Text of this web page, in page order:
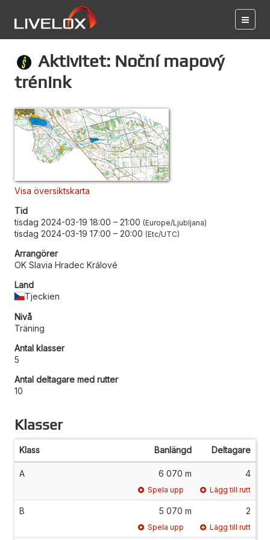
Aktivitet: Noční mapový
trénink
Visa översiktskarta
Tid
tisdag 2024-03-19 18:00 – 21:00 Europe/Ljubljana
tisdag 2024-03-19 17:00 – 20:00 Etc/UTC
Arrangörer
OK Slavia Hradec Králové
Land
Tjeckien
Nivå
Träning
Antal klasser
5
Antal deltagare med rutter
10
Klasser
Klass Banlängd Deltagare
A 6 070 m 4
Spela upp Lägg till rutt
B 5 070 m 2
Spela upp Lägg till rutt